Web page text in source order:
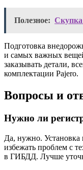
Полезное: Скупка
Подготовка
и самых важных
заказывать детали,
комплектации Pajero.
Вопросы и
Нужно ли
Да, нужно. Установка
избежать проблем с
в ГИБДД. Лучше